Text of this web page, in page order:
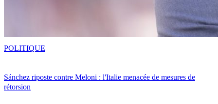
Sánchez riposte contre Meloni : l'Italie menacée de mesures de
rétorsion
POLITIQUE